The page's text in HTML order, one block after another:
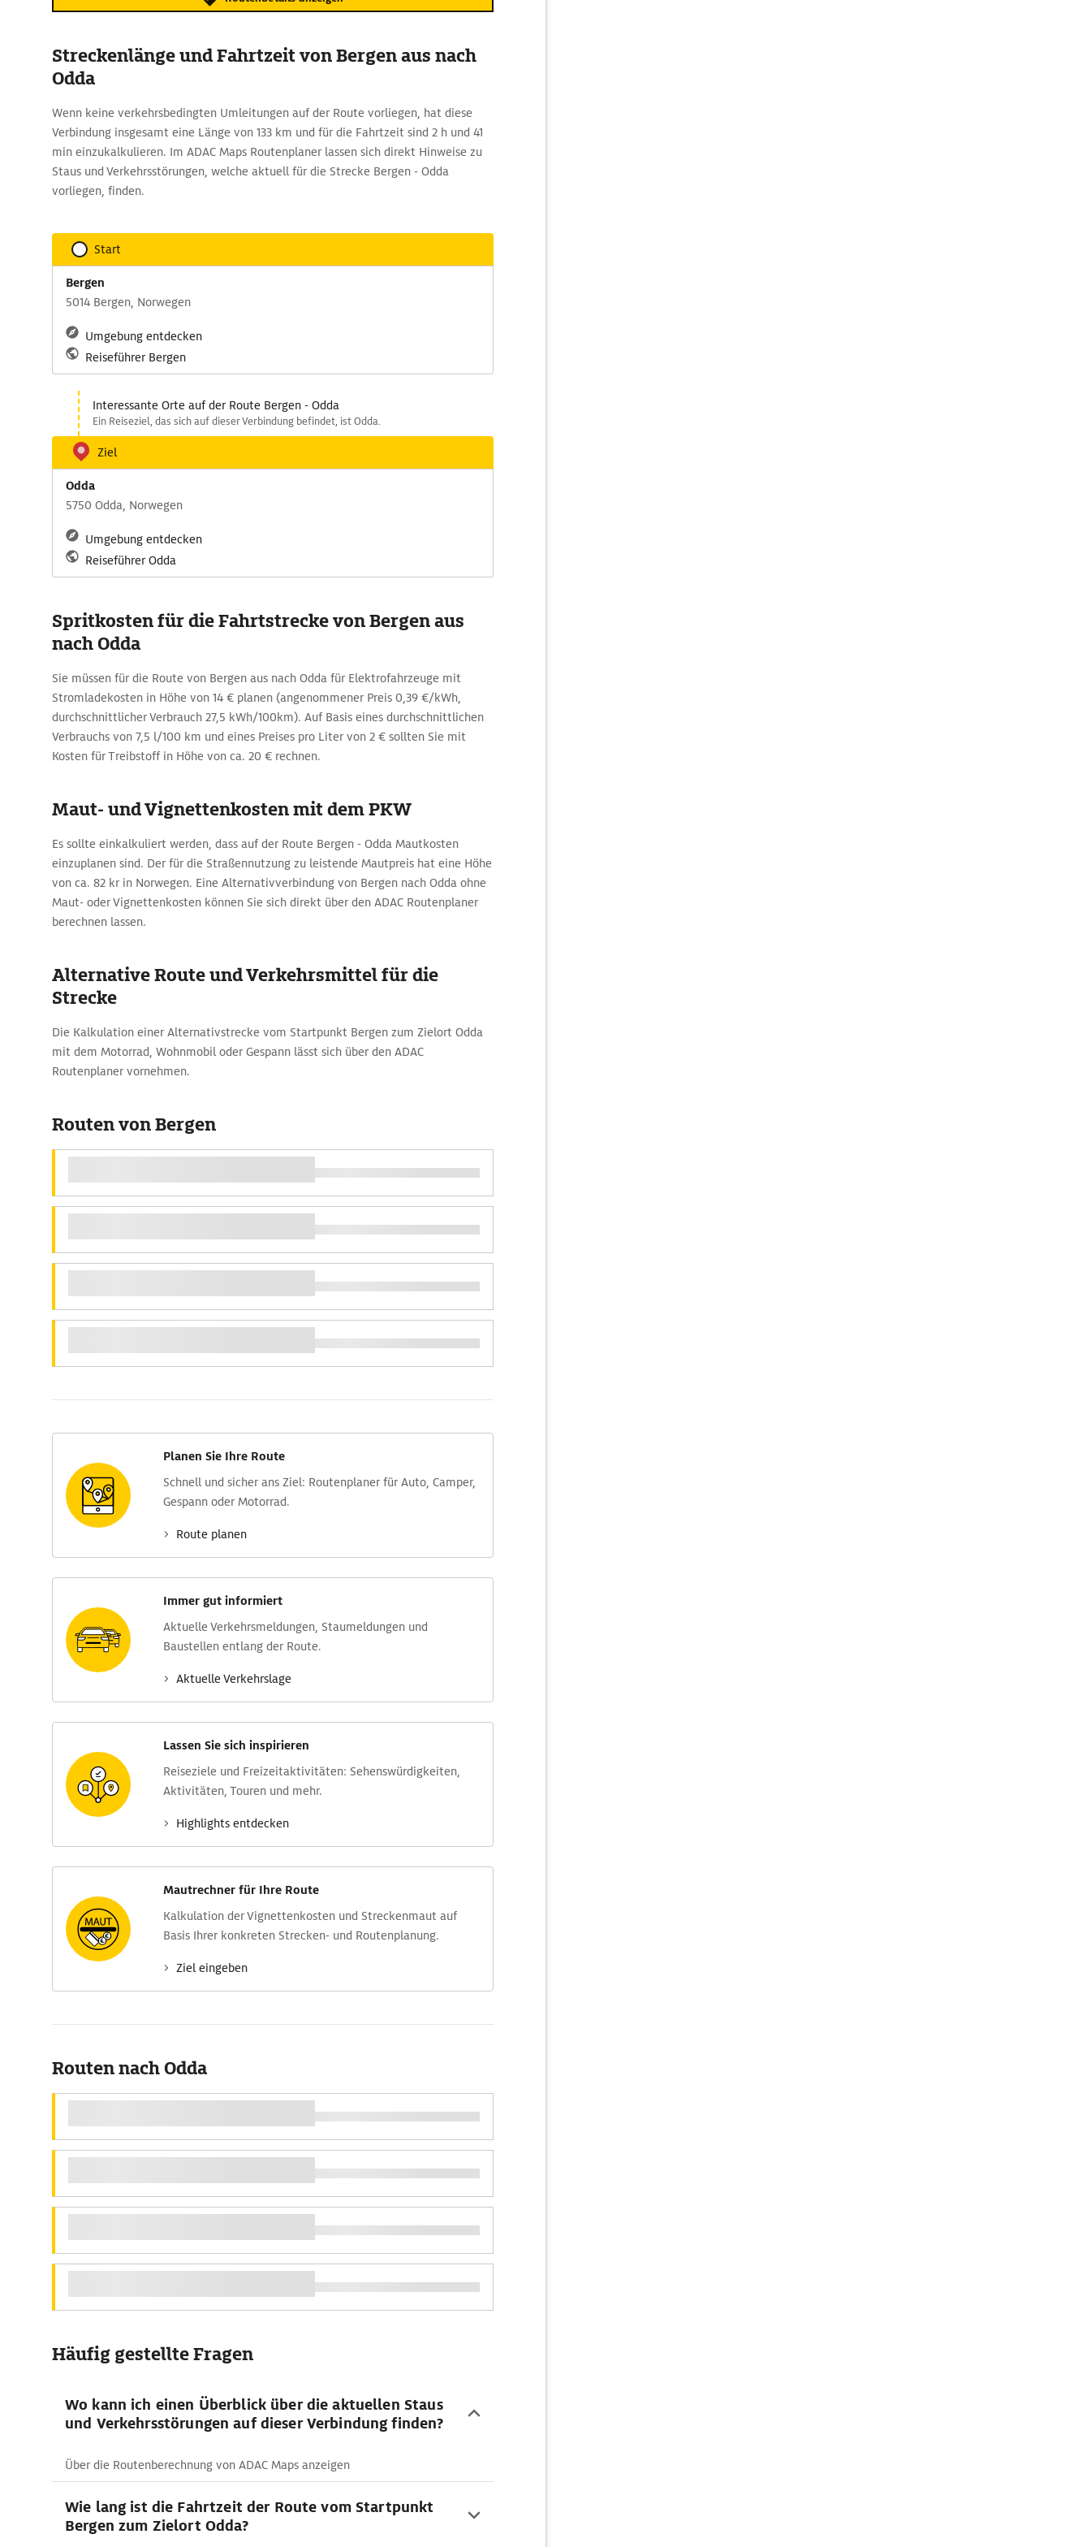
Streckenlänge und Fahrtzeit von Bergen aus nach
Odda
Wenn keine verkehrsbedingten Umleitungen auf der Route vorliegen, hat diese
Verbindung insgesamt eine Länge von 133 km und für die Fahrtzeit sind 2 h und 41
min einzukalkulieren. Im ADAC Maps Routenplaner lassen sich direkt Hinweise zu
Staus und Verkehrsstörungen, welche aktuell für die Strecke Bergen - Odda
vorliegen, finden.
Start
Bergen
5014 Bergen, Norwegen
Umgebung entdecken
Reiseführer Bergen
Interessante Orte auf der Route Bergen - Odda
Ein Reiseziel, das sich auf dieser Verbindung befindet, ist Odda.
Ziel
Odda
5750 Odda, Norwegen
Umgebung entdecken
Reiseführer Odda
Spritkosten für die Fahrtstrecke von Bergen aus
nach Odda
Sie müssen für die Route von Bergen aus nach Odda für Elektrofahrzeuge mit
Stromladekosten in Höhe von 14 € planen (angenommener Preis 0,39 €/kWh,
durchschnittlicher Verbrauch 27,5 kWh/100km). Auf Basis eines durchschnittlichen
Verbrauchs von 7,5 l/100 km und eines Preises pro Liter von 2 € sollten Sie mit
Kosten für Treibstoff in Höhe von ca. 20 € rechnen.
Maut- und Vignettenkosten mit dem PKW
Es sollte einkalkuliert werden, dass auf der Route Bergen - Odda Mautkosten
einzuplanen sind. Der für die Straßennutzung zu leistende Mautpreis hat eine Höhe
von ca. 82 kr in Norwegen. Eine Alternativverbindung von Bergen nach Odda ohne
Maut- oder Vignettenkosten können Sie sich direkt über den ADAC Routenplaner
berechnen lassen.
Alternative Route und Verkehrsmittel für die
Strecke
Die Kalkulation einer Alternativstrecke vom Startpunkt Bergen zum Zielort Odda
mit dem Motorrad, Wohnmobil oder Gespann lässt sich über den ADAC
Routenplaner vornehmen.
Routen von Bergen
Planen Sie Ihre Route
Schnell und sicher ans Ziel: Routen­planer für Auto, Camper,
Gespann oder Motorrad.
Route planen
Immer gut informiert
Aktuelle Verkehrs­meldungen, Stau­meldungen und
Baustellen entlang der Route.
Aktuelle Verkehrs­lage
Lassen Sie sich inspirieren
Reise­ziele und Freizeit­aktivitäten: Sehens­würdig­keiten,
Aktivitäten, Touren und mehr.
Highlights entdecken
Mautrechner für Ihre Route
Kalkulation der Vignettenkosten und Streckenmaut auf
Basis Ihrer konkreten Strecken- und Routenplanung.
Ziel eingeben
Routen nach Odda
Häufig gestellte Fragen
Wo kann ich einen Überblick über die aktuellen Staus
und Verkehrsstörungen auf dieser Verbindung finden?
Über die Routenberechnung von ADAC Maps anzeigen
Wie lang ist die Fahrtzeit der Route vom Startpunkt
Bergen zum Zielort Odda?